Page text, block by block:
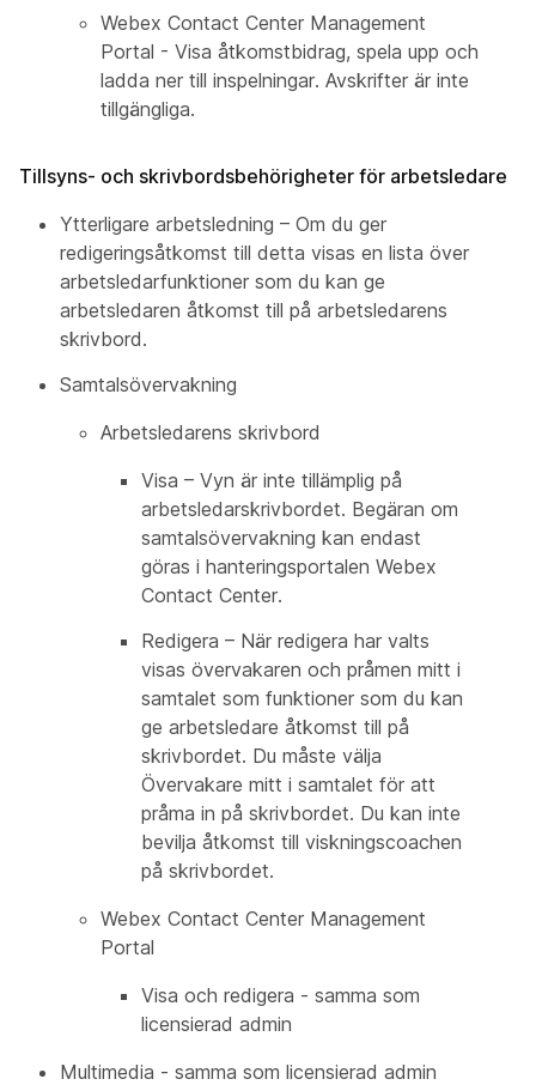
Webex Contact Center Management
Portal - Visa åtkomstbidrag, spela upp och
ladda ner till inspelningar. Avskrifter är inte
tillgängliga.
Tillsyns- och skrivbordsbehörigheter för arbetsledare
Ytterligare arbetsledning – Om du ger
redigeringsåtkomst till detta visas en lista över
arbetsledarfunktioner som du kan ge
arbetsledaren åtkomst till på arbetsledarens
skrivbord.
Samtalsövervakning
Arbetsledarens skrivbord
Visa – Vyn är inte tillämplig på
arbetsledarskrivbordet. Begäran om
samtalsövervakning kan endast
göras i hanteringsportalen Webex
Contact Center.
Redigera – När redigera har valts
visas övervakaren och pråmen mitt i
samtalet som funktioner som du kan
ge arbetsledare åtkomst till på
skrivbordet. Du måste välja
Övervakare mitt i samtalet för att
pråma in på skrivbordet. Du kan inte
bevilja åtkomst till viskningscoachen
på skrivbordet.
Webex Contact Center Management
Portal
Visa och redigera - samma som
licensierad admin
Multimedia - samma som licensierad admin